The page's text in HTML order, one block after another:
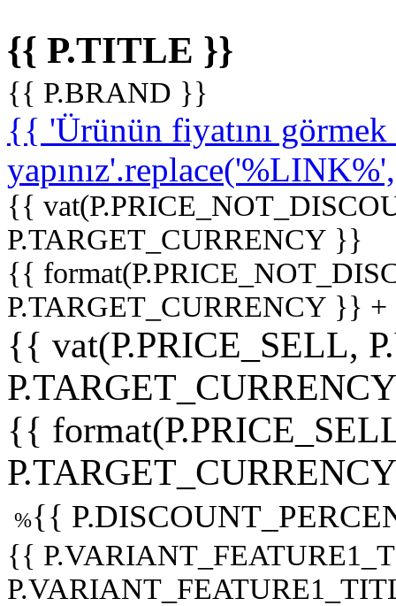
{{ P.TITLE }}
{{ P.BRAND }}
{{ 'Ürünün fiyatını
{{
P.TARGET_CURRENCY }}
{{
P.TARGET_CURRENCY }}
{{ vat(P.PRICE_SELL,
{{
%{{
{{